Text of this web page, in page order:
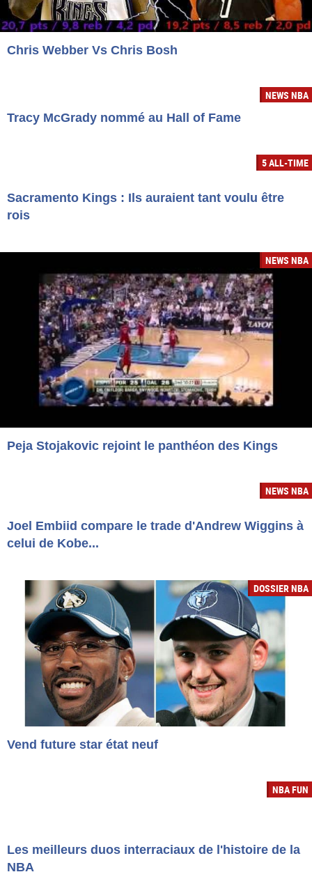
Chris Webber Vs Chris Bosh
NEWS NBA
Tracy McGrady nommé au Hall of Fame
5 ALL-TIME
Sacramento Kings : Ils auraient tant voulu être
rois
NEWS NBA
Peja Stojakovic rejoint le panthéon des Kings
NEWS NBA
Joel Embiid compare le trade d'Andrew Wiggins à
celui de Kobe...
DOSSIER NBA
Vend future star état neuf
NBA FUN
Les meilleurs duos interraciaux de l'histoire de la
NBA